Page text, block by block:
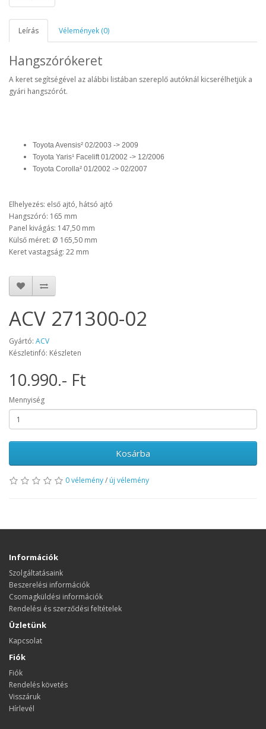
Leírás Vélemények (0)
Hangszórókeret
A keret segítségével az alábbi listában szereplő autóknál kicserélhetjük a
gyári hangszórót.
Toyota Avensis² 02/2003 -> 2009
Toyota Yaris¹ Facelift 01/2002 -> 12/2006
Toyota Corolla² 01/2002 -> 02/2007
Elhelyezés: első ajtó, hátsó ajtó
Hangszóró: 165 mm
Panel kivágás: 147,50 mm
Külső méret: Ø 165,50 mm
Keret vastagság: 22 mm
ACV 271300-02
Gyártó: ACV
Készletinfó: Készleten
10.990.- Ft
Mennyiség
Kosárba
0 vélemény/ új vélemény
Információk
Szolgáltatásaink
Beszerelési információk
Csomagküldési információk
Rendelési és szerződési feltételek
Üzletünk
Kapcsolat
Fiók
Fiók
Rendelés követés
Visszáruk
Hírlevél